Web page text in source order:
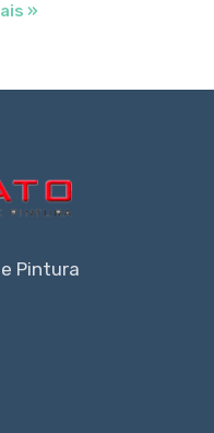
»
Pintura